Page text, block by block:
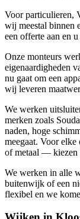
Voor particulieren,
wij meestal binnen
een offerte aan en
Onze monteurs
eigenaardigheden
nu gaat om een
wij leveren
We werken
merken zoals
naden, hoge
meegaat. Voor
of metaal — kiezen
We werken in alle
buitenwijk of een
flexibel en we